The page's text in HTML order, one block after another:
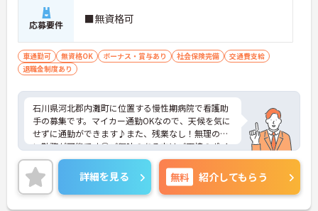
応募要件 ■無資格可
車通勤可 無資格OK ボーナス・賞与あり 社会保険完備
交通費支給
退職金制度あり
石川県河北郡内灘町に位置する慢性期病院で看護助
手の募集です。マイカー通勤OKなので、天候を気に
せずに通勤ができます♪また、残業なし！無理のな
い勤務が可能です◎ご興味のある方はご面接のポイ
ントお伝えしますのでご気軽にお問い合わせくださ
い。
詳細を見る 無料 紹介してもらう